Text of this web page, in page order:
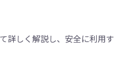
しく解説し、安全に利用